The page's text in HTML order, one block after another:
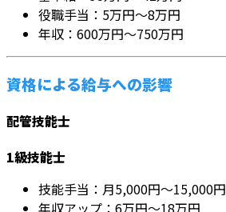
役職手当：5万円～8万円
年収：600万円～750万円
資格による給与への影響
配管技能士
1級技能士
技能手当：月5,000円～15,000円